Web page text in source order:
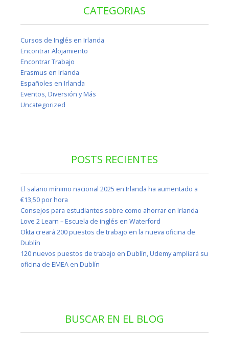
CATEGORIAS
Cursos de Inglés en Irlanda
Encontrar Alojamiento
Encontrar Trabajo
Erasmus en Irlanda
Españoles en Irlanda
Eventos, Diversión y Más
Uncategorized
POSTS RECIENTES
El salario mínimo nacional 2025 en Irlanda ha aumentado a
€13,50 por hora
Consejos para estudiantes sobre como ahorrar en Irlanda
Love 2 Learn – Escuela de inglés en Waterford
Okta creará 200 puestos de trabajo en la nueva oficina de
Dublín
120 nuevos puestos de trabajo en Dublín, Udemy ampliará su
oficina de EMEA en Dublín
BUSCAR EN EL BLOG